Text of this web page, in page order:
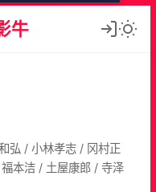
牛
弘 / 小林孝志 / 冈村正
本洁 / 土屋康郎 / 寺泽